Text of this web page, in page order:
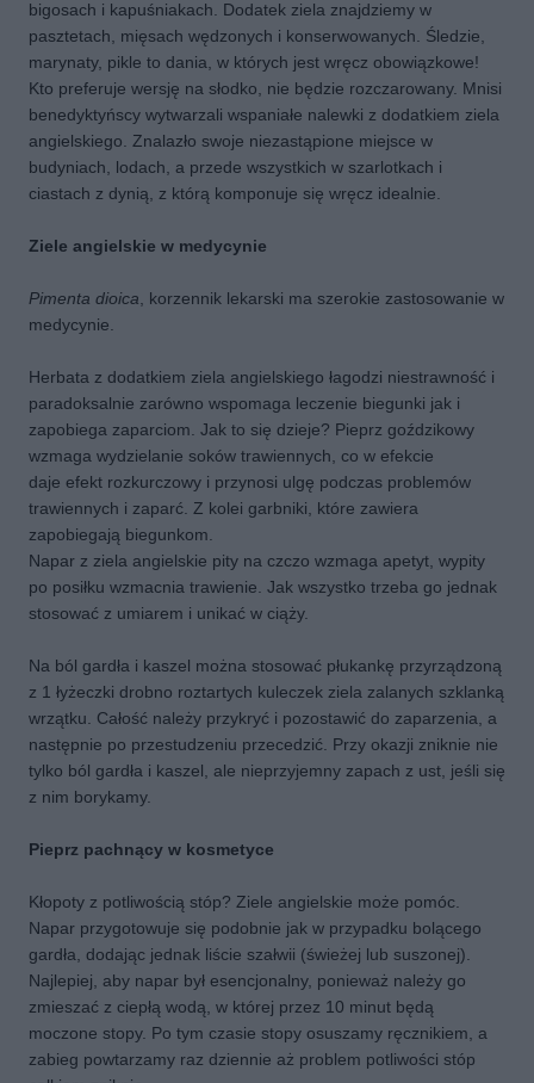
bigosach i kapuśniakach. Dodatek ziela znajdziemy w
pasztetach, mięsach wędzonych i konserwowanych. Śledzie,
marynaty, pikle to dania, w których jest wręcz obowiązkowe!
Kto preferuje wersję na słodko, nie będzie rozczarowany. Mnisi
benedyktyńscy wytwarzali wspaniałe nalewki z dodatkiem ziela
angielskiego. Znalazło swoje niezastąpione miejsce w
budyniach, lodach, a przede wszystkich w szarlotkach i
ciastach z dynią, z którą komponuje się wręcz idealnie.
Ziele angielskie w medycynie
Pimenta dioica , korzennik lekarski ma szerokie zastosowanie w
medycynie.
Herbata z dodatkiem ziela angielskiego łagodzi niestrawność i
paradoksalnie zarówno wspomaga leczenie biegunki jak i
zapobiega zaparciom. Jak to się dzieje? Pieprz goździkowy
wzmaga wydzielanie soków trawiennych, co w efekcie
daje efekt rozkurczowy i przynosi ulgę podczas problemów
trawiennych i zaparć. Z kolei garbniki, które zawiera
zapobiegają biegunkom.
Napar z ziela angielskie pity na czczo wzmaga apetyt, wypity
po posiłku wzmacnia trawienie. Jak wszystko trzeba go jednak
stosować z umiarem i unikać w ciąży.
Na ból gardła i kaszel można stosować płukankę przyrządzoną
z 1 łyżeczki drobno roztartych kuleczek ziela zalanych szklanką
wrzątku. Całość należy przykryć i pozostawić do zaparzenia, a
następnie po przestudzeniu przecedzić. Przy okazji zniknie nie
tylko ból gardła i kaszel, ale nieprzyjemny zapach z ust, jeśli się
z nim borykamy.
Pieprz pachnący w kosmetyce
Kłopoty z potliwością stóp? Ziele angielskie może pomóc.
Napar przygotowuje się podobnie jak w przypadku bolącego
gardła, dodając jednak liście szałwii (świeżej lub suszonej).
Najlepiej, aby napar był esencjonalny, ponieważ należy go
zmieszać z ciepłą wodą, w której przez 10 minut będą
moczone stopy. Po tym czasie stopy osuszamy ręcznikiem, a
zabieg powtarzamy raz dziennie aż problem potliwości stóp